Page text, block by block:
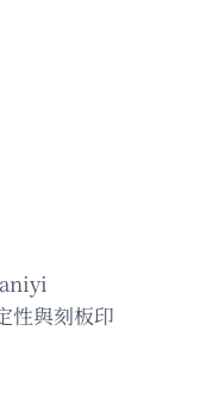
性與刻板印